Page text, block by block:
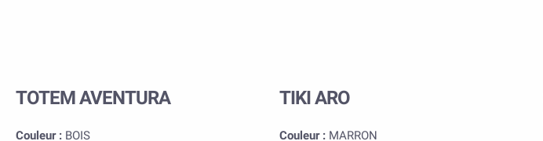
TOTEM AVENTURA
Couleur : BOIS
TIKI ARO
Couleur : MARRON